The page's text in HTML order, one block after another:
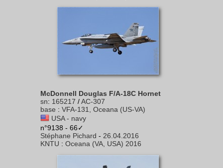
McDonnell Douglas F/A-18C Hornet
sn: 165217 /AC-307
base : VFA-131, Oceana (US-VA)
USA - navy
n°9138 - 66✓
Stéphane Pichard - 26.04.2016
KNTU : Oceana (VA, USA) 2016